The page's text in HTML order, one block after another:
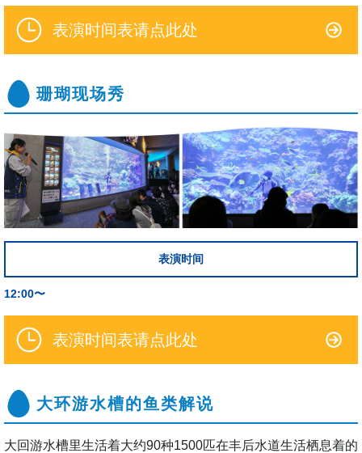
表演时间表请点此处
珊瑚现场秀
表演时间
12:00〜
表演时间表请点此处
大环游水槽的鱼类解说
大回游水槽里生活着大约90种1500匹在丰后水道生活栖息着的